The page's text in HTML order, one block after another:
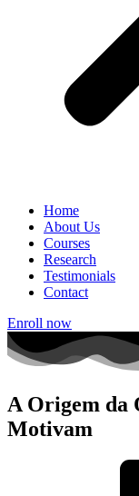
Home
About Us
Courses
Research
Testimonials
Contact
Enroll now
A Origem da
Motivam